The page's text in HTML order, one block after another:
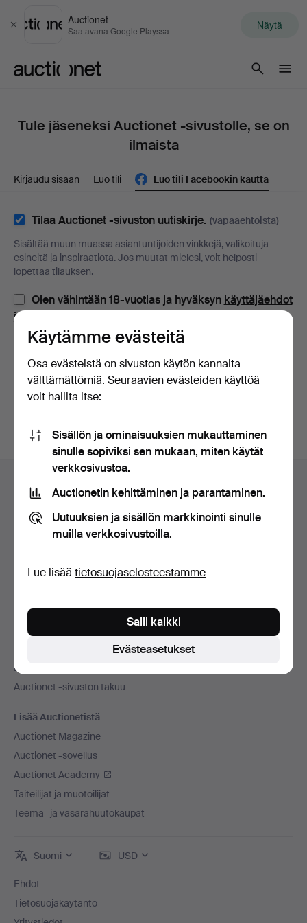
Sulje
Auctionet
Saatavana Google Playssa Näytä
Tule jäseneksi Auctionet -sivustolle, se on
ilmaista
Kirjaudu sisään Luo tili Luo tili Facebookin kautta
Tilaa Auctionet -sivuston uutiskirje. (vapaaehtoista)
Sisältää muun muassa asiantuntijoiden vinkkejä, valikoituja
esineitä ja inspiraatiota. Jos muutat mielesi, voit helposti
lopettaa tilauksen.
Olen vähintään 18-vuotias ja hyväksyn käyttäjäehdot
ja
tietosuojakäytännön .
Jatka Facebookiin kirjautuneena
Sinun pitää hyväksyä ehdot pystyäksesi jatkamaan.
Alatunnistenavigaatio
Ota yhteyttä tekniseen tukeen
Kaikki huutokauppakamarit
Maksuvaihtoehdot
Sosiaaliset mediat
Auctionet
Auctionet -sivustosta
Liitä mukaan huutokauppakamarisi
Auctionet -sivuston takuu
Lisää Auctionetistä
Auctionet Magazine
Auctionet -sovellus
Auctionet Academy
Taiteilijat ja muotoilijat
Teema- ja vasarahuutokaupat
Suomi USD
Ehdot
Tietosuojakäytäntö
Käytämme evästeitä
Osa evästeistä on sivuston käytön kannalta
välttämättömiä. Seuraavien evästeiden käyttöä
voit hallita itse:
Sisällön ja ominaisuuksien mukauttaminen
sinulle sopiviksi sen mukaan, miten käytät
verkkosivustoa.
Auctionetin kehittäminen ja parantaminen.
Uutuuksien ja sisällön markkinointi sinulle
muilla verkkosivustoilla.
Lue lisää tietosuojaselosteestamme
Evästeasetukset
Salli kaikki